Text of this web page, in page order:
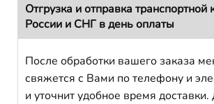
Отгрузка и отправка
России и СНГ в день оплаты
После обработки вашего заказа
свяжется с Вами по телефону и
и уточнит удобное время доставки.